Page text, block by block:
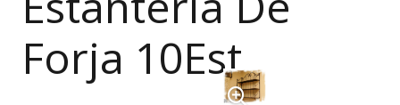
Forja 10Est